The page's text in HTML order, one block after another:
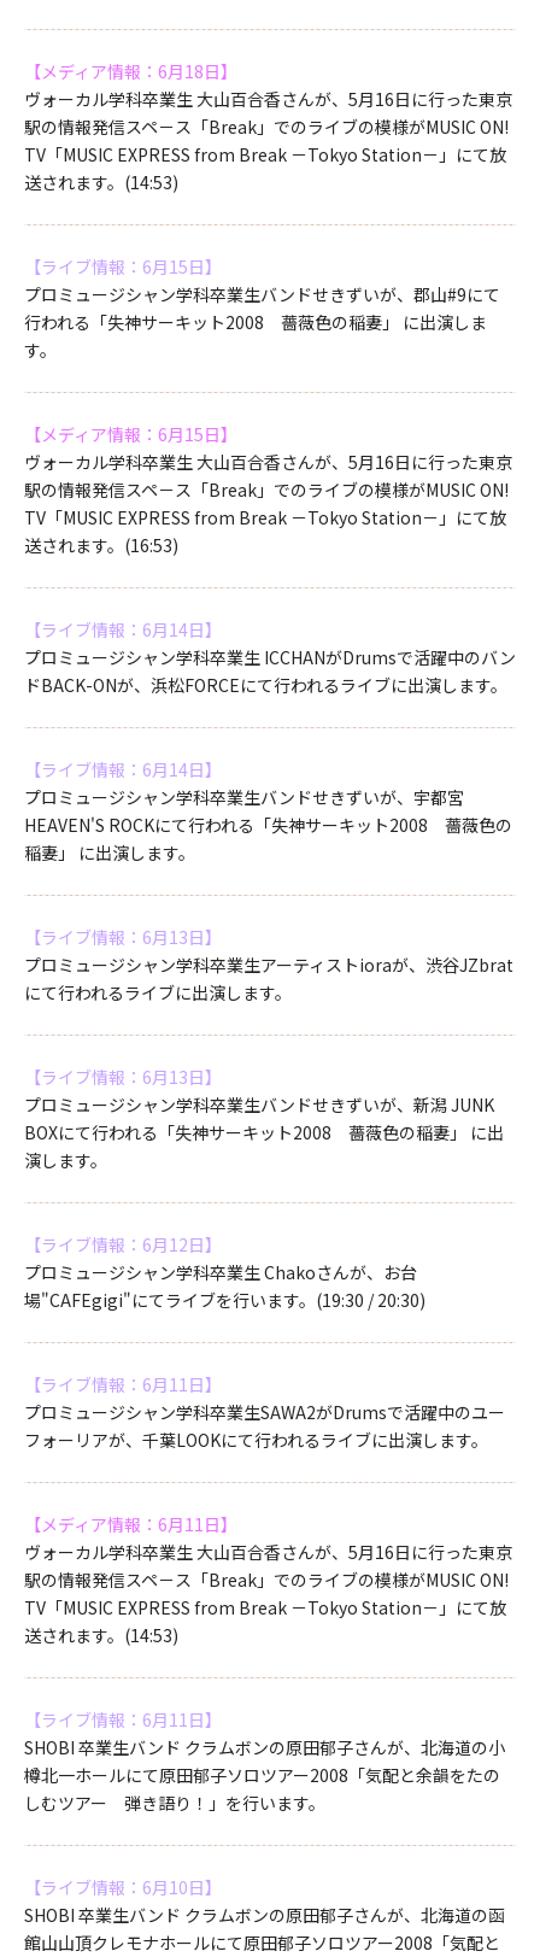
【メディア情報：6月18日】
ヴォーカル学科卒業生 大山百合香さんが、5月16日に行った東京
駅の情報発信スペ－ス「Break」でのライブの模様がMUSIC ON!
TV「MUSIC EXPRESS from Break －Tokyo Station－」にて放
送されます。(14:53)
【ライブ情報：6月15日】
プロミュージシャン学科卒業生バンドせきずいが、郡山#9にて
行われる「失神サーキット2008 薔薇色の稲妻」 に出演しま
す。
【メディア情報：6月15日】
ヴォーカル学科卒業生 大山百合香さんが、5月16日に行った東京
駅の情報発信スペ－ス「Break」でのライブの模様がMUSIC ON!
TV「MUSIC EXPRESS from Break －Tokyo Station－」にて放
送されます。(16:53)
【ライブ情報：6月14日】
プロミュージシャン学科卒業生 ICCHANがDrumsで活躍中のバン
ドBACK-ONが、浜松FORCEにて行われるライブに出演します。
【ライブ情報：6月14日】
プロミュージシャン学科卒業生バンドせきずいが、宇都宮
HEAVEN'S ROCKにて行われる「失神サーキット2008 薔薇色の
稲妻」 に出演します。
【ライブ情報：6月13日】
プロミュージシャン学科卒業生アーティストioraが、渋谷JZbrat
にて行われるライブに出演します。
【ライブ情報：6月13日】
プロミュージシャン学科卒業生バンドせきずいが、新潟 JUNK
BOXにて行われる「失神サーキット2008 薔薇色の稲妻」 に出
演します。
【ライブ情報：6月12日】
プロミュージシャン学科卒業生 Chakoさんが、お台
場"CAFEgigi"にてライブを行います。(19:30 / 20:30)
【ライブ情報：6月11日】
プロミュージシャン学科卒業生SAWA2がDrumsで活躍中のユー
フォーリアが、千葉LOOKにて行われるライブに出演します。
【メディア情報：6月11日】
ヴォーカル学科卒業生 大山百合香さんが、5月16日に行った東京
駅の情報発信スペ－ス「Break」でのライブの模様がMUSIC ON!
TV「MUSIC EXPRESS from Break －Tokyo Station－」にて放
送されます。(14:53)
【ライブ情報：6月11日】
SHOBI 卒業生バンド クラムボンの原田郁子さんが、北海道の小
樽北一ホールにて原田郁子ソロツアー2008「気配と余韻をたの
しむツアー 弾き語り！」を行います。
【ライブ情報：6月10日】
SHOBI 卒業生バンド クラムボンの原田郁子さんが、北海道の函
館山山頂クレモナホールにて原田郁子ソロツアー2008「気配と